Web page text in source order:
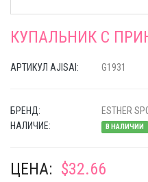
КУПАЛЬНИК С
АРТИКУЛ AJISAI: G1931
БРЕНД:
ESTHER
НАЛИЧИЕ:
В НАЛИЧИИ
ЦЕНА: $32.66